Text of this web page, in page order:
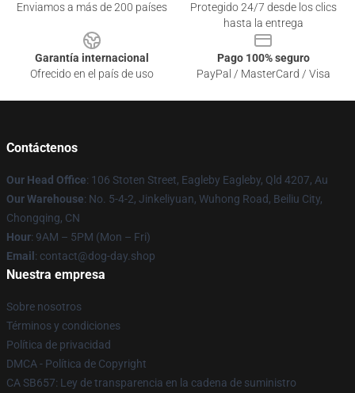
Enviamos a más de 200 países
Protegido 24/7 desde los clics
hasta la entrega
Garantía internacional
Ofrecido en el país de uso
Pago 100% seguro
PayPal / MasterCard / Visa
Contáctenos
Our Head Office: 106 Stoten Street, Eagleby Eagleby, Qld 4207, Au
Our Warehouse: No. 5-4-2, Jinkeliyuan, Wuhong Road, Beiliu City,
Chongqing, CN
Hour: 9AM – 5PM (Mon – Fri)
Email : contact@dog-day.shop
Nuestra empresa
Sobre nosotros
Términos y condiciones
Política de privacidad
DMCA - Política de Copyright
CA SB657: Ley de transparencia en la cadena de suministro